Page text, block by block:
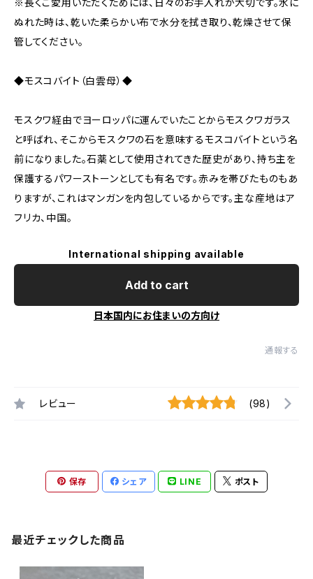
※長くご愛用いただくためには、日々のお手入れが大切です。水に
ぬれた時は、乾いた柔らかい布で水分を拭き取り、乾燥させて保
管してください。
◆モスコバイト（白雲母）◆
モスクワ経由でヨーロッパに運んでいたことからモスクワガラス
と呼ばれ、そこからモスクワの石を意味するモスコバイトという名
前になりました。石薬として使用されてきた歴史があり、持ち主を
保護するパワーストーンとしても有名です。赤みを帯びたものもあ
りますが、これはマンガンを内包しているからです。主な産地はア
フリカ、中国。
International shipping available
Add to cart
日本国内にお住まいの方向け
通報する
レビュー (98)
保存 シェア LINE ポスト
最近チェックした商品